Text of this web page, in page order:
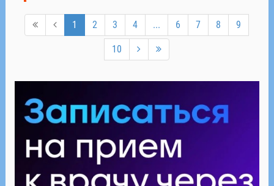
1 2 3 4 ... 6 7 8 9
10